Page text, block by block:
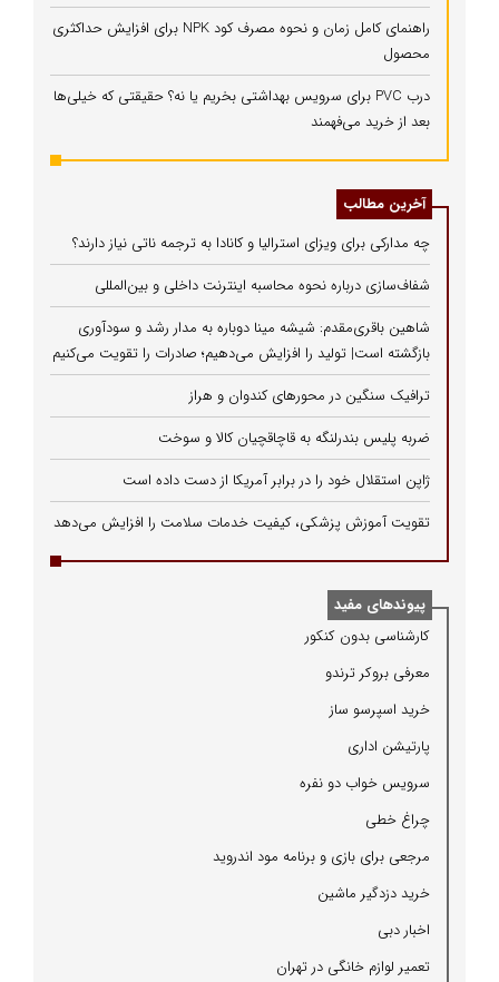
راهنمای کامل زمان و نحوه مصرف کود NPK برای افزایش حداکثری
محصول
درب PVC برای سرویس بهداشتی بخریم یا نه؟ حقیقتی که خیلی‌ها
بعد از خرید می‌فهمند
آخرین مطالب
چه مدارکی برای ویزای استرالیا و کانادا به ترجمه ناتی نیاز دارند؟
شفاف‌سازی درباره نحوه محاسبه اینترنت داخلی و بین‌المللی
شاهین باقری‌مقدم: شیشه مینا دوباره به مدار رشد و سودآوری
بازگشته است| تولید را افزایش می‌دهیم؛ صادرات را تقویت می‌کنیم
ترافیک سنگین در محورهای کندوان و هراز
ضربه پلیس بندرلنگه به قاچاقچیان کالا و سوخت
ژاپن استقلال خود را در برابر آمریکا از دست داده است
تقویت آموزش پزشکی، کیفیت خدمات سلامت را افزایش می‌دهد
پیوندهای مفید
كارشناسی بدون كنكور
معرفی بروكر ترندو
خرید اسپرسو ساز
پارتیشن اداری
سرویس خواب دو نفره
چراغ خطی
مرجعی برای بازی و برنامه مود اندروید
خرید دزدگیر ماشین
اخبار دبی
تعمیر لوازم خانگی در تهران